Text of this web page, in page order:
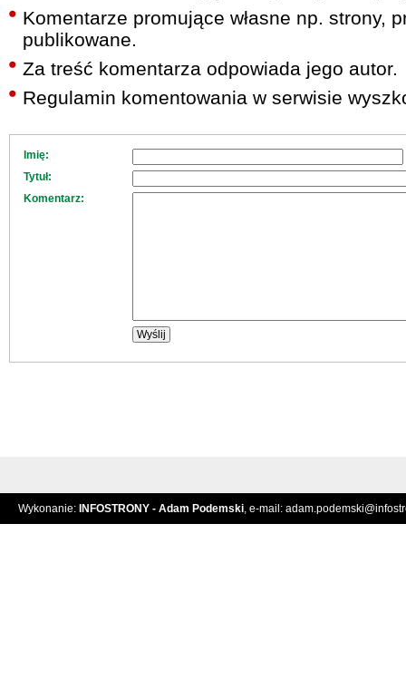
Komentarze promujące własne np. strony,
publikowane.
Za treść komentarza odpowiada jego autor.
Regulamin komentowania w serwisie
Imię:
Tytuł:
Komentarz:
Wykonanie: INFOSTRONY - Adam Podemski, e-mail: